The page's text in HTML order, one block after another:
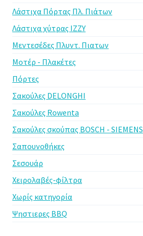
Λάστιχα Πόρτας Πλ. Πιάτων
Λάστιχα χύτρας IZZY
Μεντεσέδες Πλυντ. Πιατων
Μοτέρ - Πλακέτες
Πόρτες
Σακούλες DELONGHI
Σακούλες Rowenta
Σακούλες σκούπας BOSCH - SIEMENS
Σαπουνοθήκες
Σεσουάρ
Χειρολαβές-φίλτρα
Χωρίς κατηγορία
Ψηστιερες BBQ